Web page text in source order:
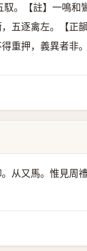
馭。【註】一鳴和
五逐禽左。【正
重押，義異者非。
从又馬。 惟見周禮